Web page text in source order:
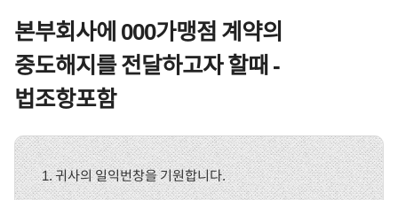
본부회사에 000가맹점 계약의
중도해지를 전달하고자 할때 -
법조항포함
1. 귀사의 일익번창을 기원합니다.